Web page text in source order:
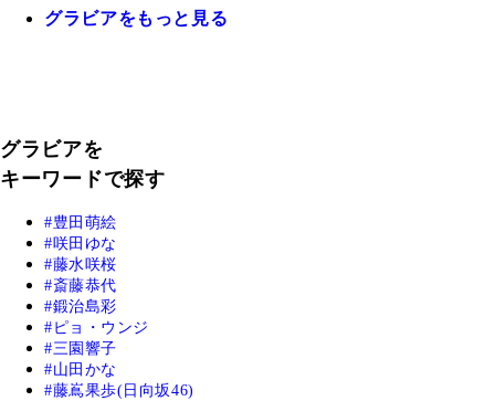
グラビアをもっと見る
グラビアを
キーワードで探す
豊田萌絵
咲田ゆな
藤水咲桜
斎藤恭代
鍛治島彩
ピョ・ウンジ
三園響子
山田かな
藤嶌果歩(日向坂46)